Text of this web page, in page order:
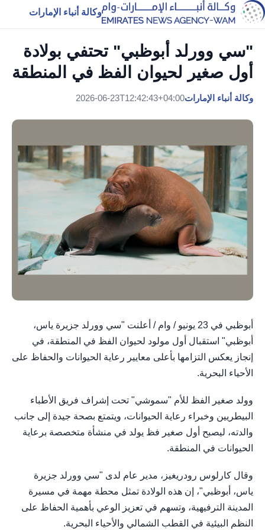
وكالة أنباء الإمارات
"سي وورلد أبوظبي" تحتفي بولادة
أول صغير لحيوان الفظ في المنطقة
وكالة أنباء الإمارات2026-06-23T12:42:43+04:00
أبوظبي في 23 يونيو / وام / أعلنت "سي وورلد جزيرة ياس،
أبوظبي" استقبال أول مولود لحيوان الفظ في المنطقة، في
إنجاز يعكس التزامها بأعلى معايير رعاية الحيوانات والحفاظ على
الأحياء البحرية.
وولد صغير الفظ للأم "سموشي" تحت إشراف فريق الأطباء
البيطريين وخبراء رعاية الحيوانات، ويتمتع بصحة جيدة إلى جانب
والدته، ليصبح أول صغير فظ يولد في منشأة متخصصة برعاية
الحيوانات في المنطقة.
وقال كارلوس رودريغيز، مدير عام لدى "سي وورلد جزيرة
ياس، أبوظبي"، إن هذه الولادة تمثل محطة مهمة في مسيرة
المدينة الترفيهية، وتسهم في تعزيز الوعي بأهمية الحفاظ على
النظم البيئية في القطب الشمالي والأحياء البحرية.